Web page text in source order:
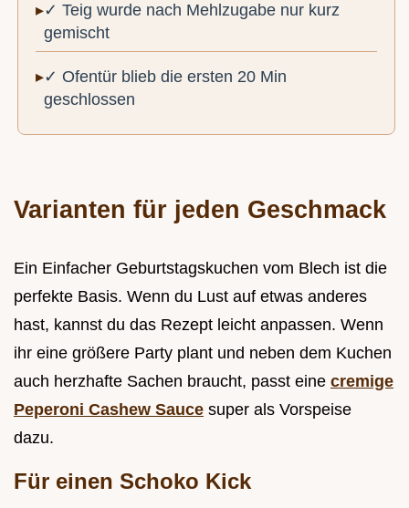
✓ Teig wurde nach Mehlzugabe nur kurz
gemischt
✓ Ofentür blieb die ersten 20 Min
geschlossen
Varianten für jeden Geschmack
Ein Einfacher Geburtstagskuchen vom Blech ist die
perfekte Basis. Wenn du Lust auf etwas anderes
hast, kannst du das Rezept leicht anpassen. Wenn
ihr eine größere Party plant und neben dem Kuchen
auch herzhafte Sachen braucht, passt eine cremige
Peperoni Cashew Sauce super als Vorspeise
dazu.
Für einen Schoko Kick